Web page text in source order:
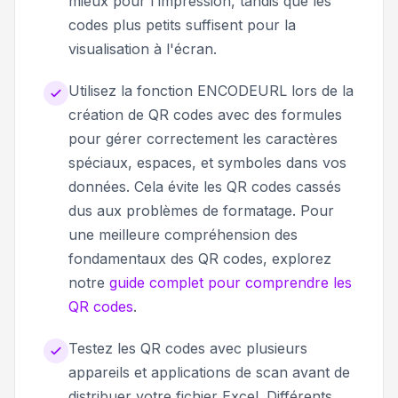
codes plus petits suffisent pour la
visualisation à l'écran.
Utilisez la fonction ENCODEURL lors de la
création de QR codes avec des formules
pour gérer correctement les caractères
spéciaux, espaces, et symboles dans vos
données. Cela évite les QR codes cassés
dus aux problèmes de formatage. Pour
une meilleure compréhension des
fondamentaux des QR codes, explorez
notre guide complet pour comprendre les
QR codes.
Testez les QR codes avec plusieurs
appareils et applications de scan avant de